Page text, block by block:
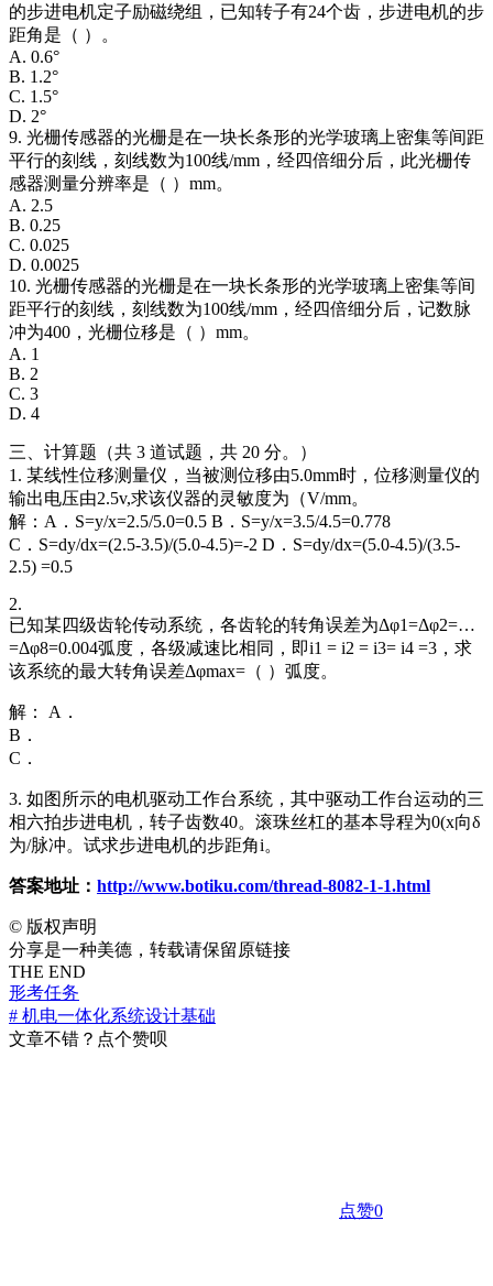
的步进电机定子励磁绕组，已知转子有24个齿，步进电机的步
距角是（ ）。
A. 0.6°
B. 1.2°
C. 1.5°
D. 2°
9. 光栅传感器的光栅是在一块长条形的光学玻璃上密集等间距
平行的刻线，刻线数为100线/mm，经四倍细分后，此光栅传
感器测量分辨率是（ ）mm。
A. 2.5
B. 0.25
C. 0.025
D. 0.0025
10. 光栅传感器的光栅是在一块长条形的光学玻璃上密集等间
距平行的刻线，刻线数为100线/mm，经四倍细分后，记数脉
冲为400，光栅位移是（ ）mm。
A. 1
B. 2
C. 3
D. 4
三、计算题（共 3 道试题，共 20 分。）
1. 某线性位移测量仪，当被测位移由5.0mm时，位移测量仪的
输出电压由2.5v,求该仪器的灵敏度为（V/mm。
解：A．S=y/x=2.5/5.0=0.5 B．S=y/x=3.5/4.5=0.778
C．S=dy/dx=(2.5-3.5)/(5.0-4.5)=-2 D．S=dy/dx=(5.0-4.5)/(3.5-
2.5) =0.5
2.
已知某四级齿轮传动系统，各齿轮的转角误差为Δφ1=Δφ2=…
=Δφ8=0.004弧度，各级减速比相同，即i1 = i2 = i3= i4 =3，求
该系统的最大转角误差Δφmax=（ ）弧度。
解： A．
B．
C．
3. 如图所示的电机驱动工作台系统，其中驱动工作台运动的三
相六拍步进电机，转子齿数40。滚珠丝杠的基本导程为0(x向δ
为/脉冲。试求步进电机的步距角i。
答案地址： http://www.botiku.com/thread-8082-1-1.html
© 版权声明
分享是一种美德，转载请保留原链接
THE END
形考任务
# 机电一体化系统设计基础
文章不错？点个赞呗
点赞0